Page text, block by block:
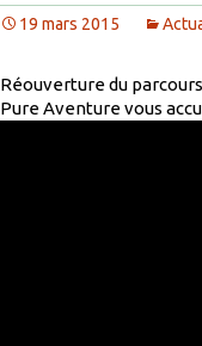
19 mars 2015
Réouverture du
Pure Aventure vous